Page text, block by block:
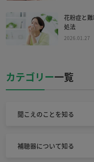
花粉症と
処法
2026.01.27
カテゴリー一覧
聞こえのことを知る
補聴器について知る